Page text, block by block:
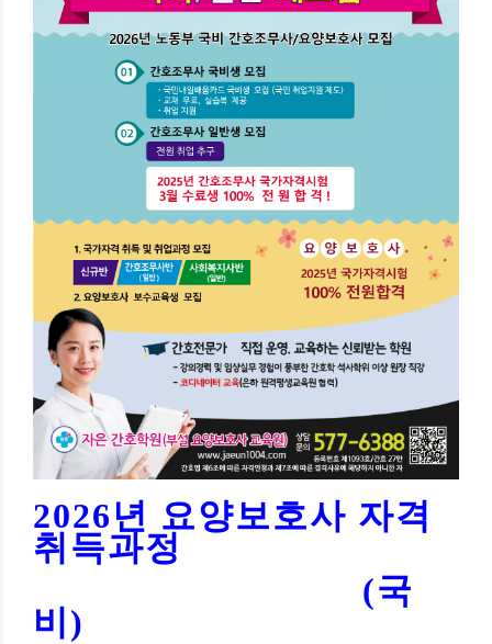
2026년 요양보호사 자격
취득과정
(국
비)